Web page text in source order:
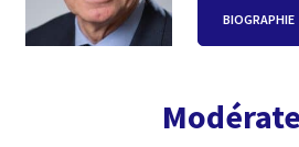
BIOGRAPHIE